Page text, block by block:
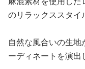
のリラックススタイ
自然な風合いの生
ーディネートを演出